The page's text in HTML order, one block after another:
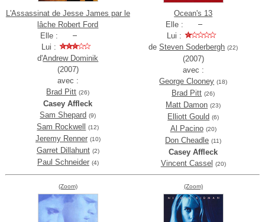
L'Assassinat de Jesse James par le
lâche Robert Ford
Elle :
Lui :
d'Andrew Dominik
(2007)
avec :
Brad Pitt (26)
Casey Affleck
Sam Shepard (9)
Sam Rockwell (12)
Jeremy Renner (10)
Garret Dillahunt (2)
Paul Schneider (4)
Ocean's 13
Elle :
Lui :
deSteven Soderbergh (22)
(2007)
avec :
George Clooney (18)
Brad Pitt (26)
Matt Damon (23)
Elliott Gould (6)
Al Pacino (20)
Don Cheadle (11)
Casey Affleck
Vincent Cassel
(20)
(Zoom) (Zoom)